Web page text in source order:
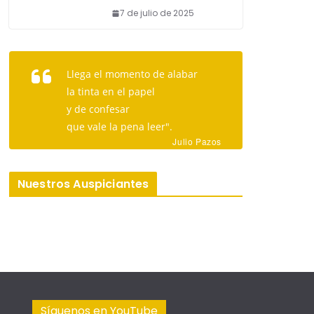
7 de julio de 2025
Llega el momento de alabar
la tinta en el papel
y de confesar
que vale la pena leer".
Julio Pazos
Nuestros Auspiciantes